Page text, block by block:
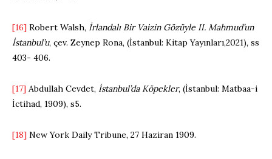
[16] Robert Walsh, İrlandalı Bir Vaizin Gözüyle II. Mahmud’un
İstanbul’u, çev. Zeynep Rona, (İstanbul: Kitap Yayınları,2021), ss
403- 406.
[17] Abdullah Cevdet, İstanbul’da Köpekler, (İstanbul: Matbaa-i
İctihad, 1909), s5.
[18] New York Daily Tribune, 27 Haziran 1909.